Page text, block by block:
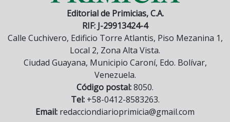
Editorial de Primicias, C.A.
RIF: J-29913424-4
Calle Cuchivero, Edificio Torre Atlantis, Piso Mezanina 1,
Local 2, Zona Alta Vista.
Ciudad Guayana, Municipio Caroní, Edo. Bolívar,
Venezuela.
Código postal:8050.
Tel:+58-0412-8583263.
Email: redacciondiarioprimicia@gmail.com